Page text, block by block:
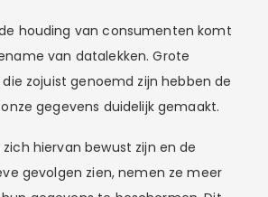
houding van consumenten komt
van datalekken. Grote
zojuist genoemd zijn hebben de
gegevens duidelijk gemaakt.
hiervan bewust zijn en de
gevolgen zien, nemen ze meer